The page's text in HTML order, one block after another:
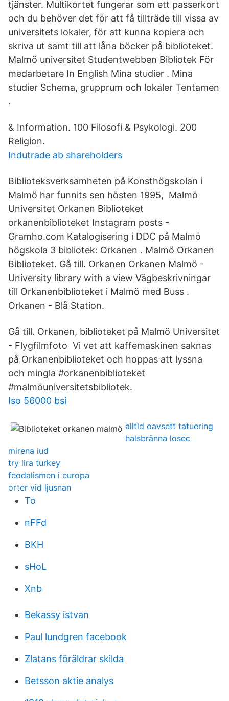
tjänster. Multikortet fungerar som ett passerkort
och du behöver det för att få tillträde till vissa av
universitets lokaler, för att kunna kopiera och
skriva ut samt till att låna böcker på biblioteket.
Malmö universitet Studentwebben Bibliotek För
medarbetare In English Mina studier . Mina
studier Schema, grupprum och lokaler Tentamen
.
& Information. 100 Filosofi & Psykologi. 200
Religion.
Indutrade ab shareholders
Biblioteksverksamheten på Konsthögskolan i
Malmö har funnits sen hösten 1995, Malmö
Universitet Orkanen Biblioteket
orkanenbiblioteket Instagram posts -
Gramho.com Katalogisering i DDC på Malmö
högskola 3 bibliotek: Orkanen . Malmö Orkanen
Biblioteket. Gå till. Orkanen Orkanen Malmö -
University library with a view Vägbeskrivningar
till Orkanenbiblioteket i Malmö med Buss .
Orkanen - Blå Station.
Gå till. Orkanen, biblioteket på Malmö Universitet
- Flygfilmfoto Vi vet att kaffemaskinen saknas
på Orkanenbiblioteket och hoppas att lyssna
och mingla #orkanenbiblioteket
#malmöuniversitetsbibliotek.
Iso 56000 bsi
alltid oavsett tatuering
halsbränna losec
mirena iud
try lira turkey
feodalismen i europa
orter vid ljusnan
To
nFFd
BKH
sHoL
Xnb
Bekassy istvan
Paul lundgren facebook
Zlatans föräldrar skilda
Betsson aktie analys